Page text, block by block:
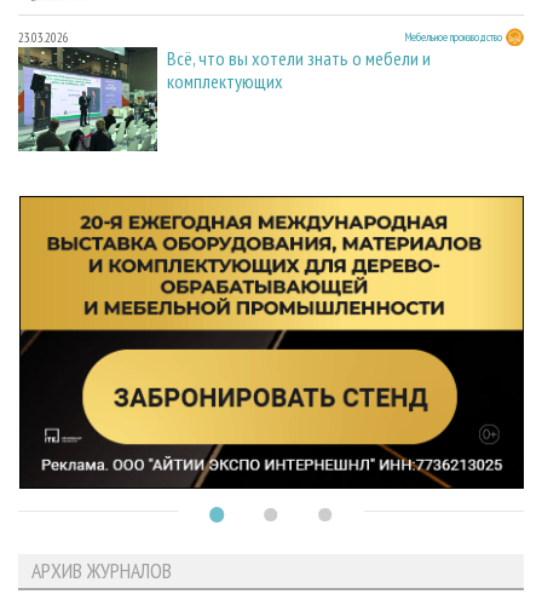
23.03.2026 Мебельное производство
Всё, что вы хотели знать о мебели и
комплектующих
АРХИВ ЖУРНАЛОВ